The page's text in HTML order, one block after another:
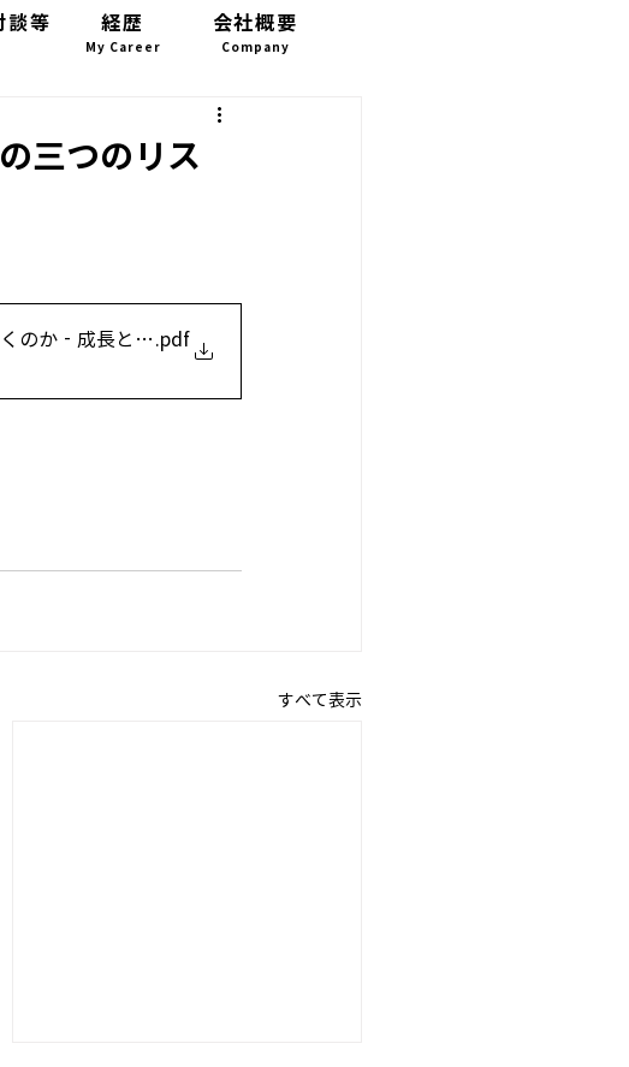
談等 経歴
My Career
会社概要
Company
三つのリス
のか‐成長と安定への3つのリスク」
.pdf
すべて表示